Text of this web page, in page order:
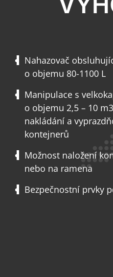
Nahazovač
o objemu 80-1100 L
Manipulace s
o objemu 2,5 – 10
nakládání a
kontejnerů
Možnost naložení
nebo na ramena
Bezpečnostní prvky